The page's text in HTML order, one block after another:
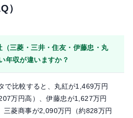
）
（三菱・三井・住友・伊藤忠・丸
年収が違いますか？
で比較すると、丸紅が1,469万円
万円高）、伊藤忠が1,627万円
三菱商事が2,090万円（約828万円